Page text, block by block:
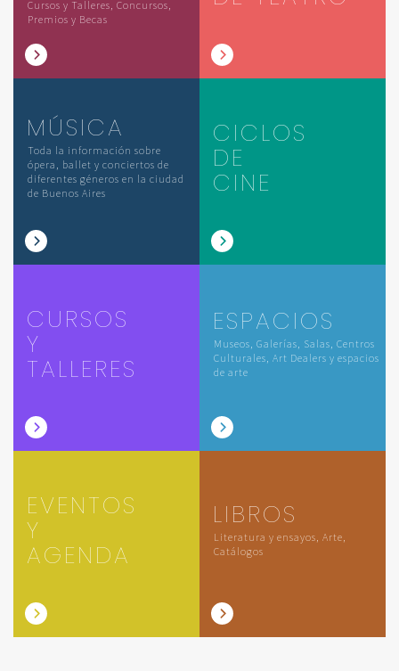
Cursos y Talleres, Concursos,
Premios y Becas
MÚSICA
Toda la información sobre
ópera, ballet y conciertos de
diferentes géneros en la ciudad
de Buenos Aires
CICLOS
DE
CINE
CURSOS
Y
TALLERES
ESPACIOS
Museos, Galerías, Salas, Centros
Culturales, Art Dealers y espacios
de arte
EVENTOS
Y
AGENDA
LIBROS
Literatura y ensayos, Arte,
Catálogos